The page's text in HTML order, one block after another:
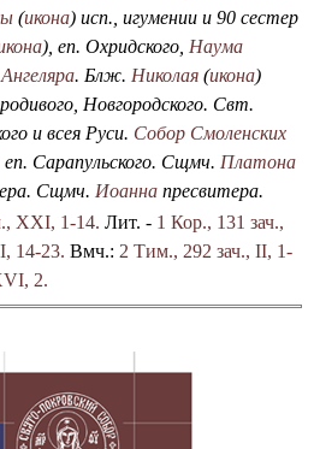
(икона) исп., игумении и 90 сестер
), еп. Охридского, Наума
Ангеляра. Блж. Николая (икона)
Новгородского. Свт.
и всея Руси. Собор Смоленских
, еп. Сарапульского. Сщмч. Платона
Сщмч. Иоанна пресвитера.
XXI, 1-14. Лит. - 1 Кор., 131 зач.,
14-23. Вмч.: 2 Тим., 292 зач., II, 1-
2.